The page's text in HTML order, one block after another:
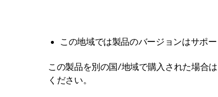
この地域では製品のバージョンはサポー
この製品を別の国/地域で購入された場合
ください。